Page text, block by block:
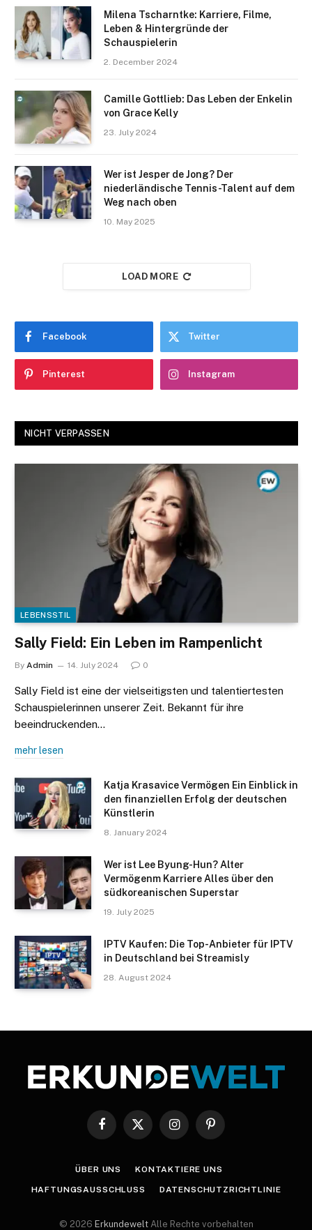
Milena Tscharntke: Karriere, Filme,
Leben & Hintergründe der
Schauspielerin
2. December 2024
Camille Gottlieb: Das Leben der Enkelin
von Grace Kelly
23. July 2024
Wer ist Jesper de Jong? Der
niederländische Tennis-Talent auf dem
Weg nach oben
10. May 2025
LOAD MORE
Facebook Twitter
Pinterest Instagram
NICHT VERPASSEN
LEBENSSTIL
Sally Field: Ein Leben im Rampenlicht
By Admin 14. July 2024 0
Sally Field ist eine der vielseitigsten und talentiertesten
Schauspielerinnen unserer Zeit. Bekannt für ihre
beeindruckenden…
mehr lesen
Katja Krasavice Vermögen Ein Einblick in
den finanziellen Erfolg der deutschen
Künstlerin
8. January 2024
Wer ist Lee Byung-Hun? Alter
Vermögenm Karriere Alles über den
südkoreanischen Superstar
19. July 2025
IPTV Kaufen: Die Top-Anbieter für IPTV
in Deutschland bei Streamisly
28. August 2024
Facebook
X
InstagramPinterest
ÜBER UNS KONTAKTIERE UNS
HAFTUNGSAUSSCHLUSS DATENSCHUTZRICHTLINIE
© 2026 Erkundewelt Alle Rechte vorbehalten